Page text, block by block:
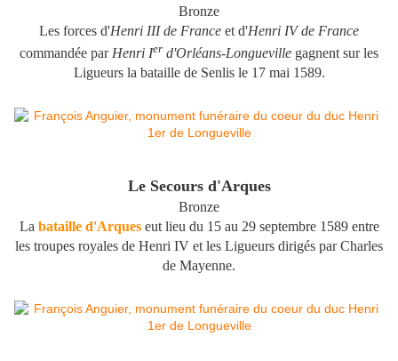
Bronze
Les forces d'Henri III de France et d'Henri IV de France
commandée par Henri Ier d'Orléans-Longueville gagnent sur les
Ligueurs la bataille de Senlisle 17 mai 1589.
Le Secours d'Arques
Bronze
La bataille d'Arqueseut lieu du 15 au 29 septembre 1589 entre
les troupes royales de Henri IV et les Ligueurs dirigés par Charles
de Mayenne.